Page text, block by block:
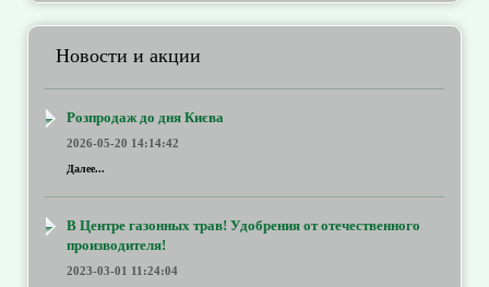
Новости и акции
Розпродаж до дня Києва
2026-05-20 14:14:42
Далее...
В Центре газонных трав! Удобрения от отечественного
производителя!
2023-03-01 11:24:04